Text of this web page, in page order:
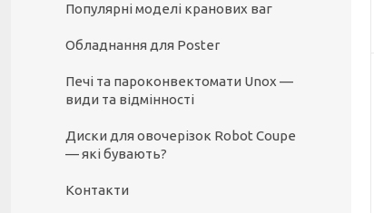
Популярні моделі кранових ваг
Обладнання для Poster
Печі та пароконвектомати Unox —
види та відмінності
Диски для овочерізок Robot Coupe
— які бувають?
Контакти